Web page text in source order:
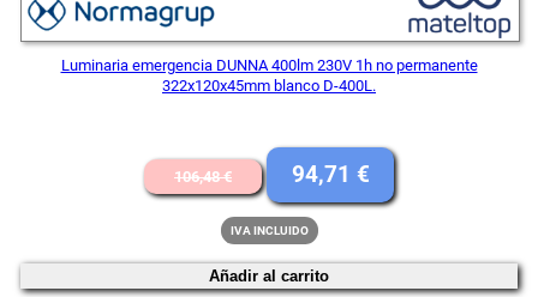
Luminaria emergencia DUNNA 400lm 230V 1h no permanente
322x120x45mm blanco D-400L.
106,48€
El
precio
original
era:
94,71 €
El
precio
IVA INCLUIDO
Añadir al carrito